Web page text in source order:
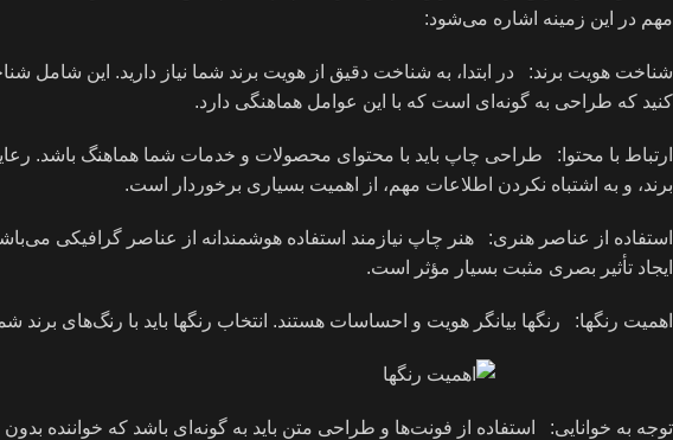
مهم در این زمینه اشاره می‌شود:
شناخت هویت برند: در ابتدا، به شناخت دقیق از هویت برند شما نیاز دارید. این
کنید که طراحی به گونه‌ای است که با این عوامل هماهنگی دارد.
ارتباط با محتوا: طراحی چاپ باید با محتوای محصولات و خدمات شما هماهنگ باشد.
برند، و به اشتباه نکردن اطلاعات مهم، از اهمیت بسیاری برخوردار است.
استفاده از عناصر هنری: هنر چاپ نیازمند استفاده هوشمندانه از عناصر گرافیکی
ایجاد تأثیر بصری مثبت بسیار مؤثر است.
اهمیت رنگها: رنگها بیانگر هویت و احساسات هستند. انتخاب رنگها باید با رنگ‌های برند
توجه به خوانایی: استفاده از فونت‌ها و طراحی متن باید به گونه‌ای باشد که خواننده